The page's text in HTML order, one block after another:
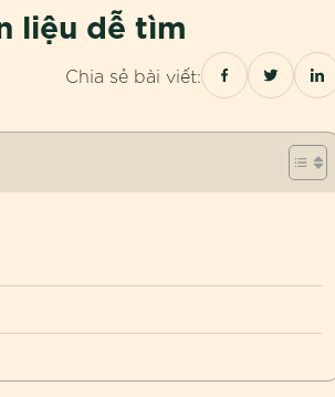
liệu dễ tìm
Chia sẻ bài viết: